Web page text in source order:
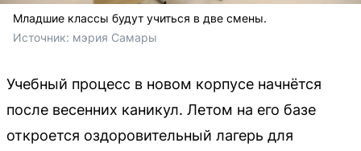
Младшие классы будут учиться в две смены.
Источник: мэрия Самары
Учебный процесс в новом корпусе начнётся
после весенних каникул. Летом на его базе
откроется оздоровительный лагерь для